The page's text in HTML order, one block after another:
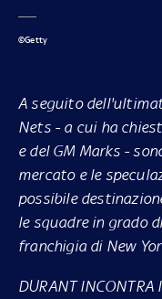
©Getty
A seguito
Nets - a cui ha
e del GM Marks -
mercato e le
possibile
le squadre in grado
franchigia di New
DURANT INCONTRA